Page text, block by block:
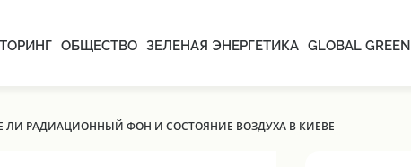
ОБЩЕСТВО ЗЕЛЕНАЯ ЭНЕРГЕТИКА GLOBAL GREEN
ЛИ РАДИАЦИОННЫЙ ФОН И СОСТОЯНИЕ ВОЗДУХА В КИЕВЕ